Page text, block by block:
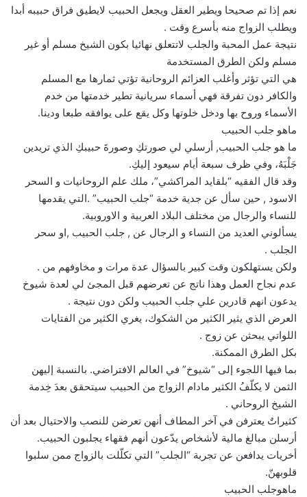
نعم إذا تم صحيحا ويطير العقل ويجعل الحبيب لايطيق فراق حبيبه أبدا
ويطلب الزواج منه بأسرع وقت .
نتيجة عمل المحبة والجلب لاتتعلق نهائيا بكون الشيخ مسلم أو غير
مسلم ولكن الطرق المستخدمة
هي التي تؤثر وأغلب العزائم الروحانية تؤتي ثمارها مع المسلم
والكافر دون تفرقة فهي أسماء سريانية تطير خدمتها من خدم
الأسماء وروح بها ودخل خلوتها وكل يقع على يوافقه طبعا ودينا.
ماهو جلب الحبيب
ما هو جلب الحبيب, أرسلي لي صورتكِ وصورةَ حبيبكِ الذي تريدين
جَلْبَهُ، وفي ظرف سبعة أيام سيعود إليكِ.
وقد قال الفقيه “بلقايد المراكشي”، ملك علم الروحانيات و السحر
الاسود , حين سأل عن جدية خدمة “جلب الحبيب” .التي يقدمها
للنساء والرجال من مختلف البلاد العربية و الاوروبية.
يسألوني العديد من النساء و الرجال عن , جلب الحبيب ,او سحر
الجلب .
ولكن يستهلكون وقت كبير بالسؤال عدة مرات و مخاوفهم من .
عدم نجاح العمل وهذا ناتج عن تعرضهم قبل المجئ لي لعدة شيوخ
يدعون انهم قادرين علي جلب الحبيب ولكن دون نتيجة .
العرض الذي يثير الكثير من الشكوك، يغري الكثير من الفتايات
اللواتي يبحثن عن زوج .
بكل الطرق الممكنة.
بما فيها اللجوء إلى “شيوخ” في العالم الافتراضي. بالنسبة إليهن
الثمن لا يكلّفُ الكثير مادام الزواج من الحبيب سيتحقق بعدَ خِدمة
الشيخ الروحاني .
كثيراتٌ يعترفن في آخر المطاف أنهن تعرضن للنصب والاحتيال بعد أن
أرسلن مبالغ مالية لأشخاص يدّعون أنهم فقهاء يجلبون الحبيب.
أخريات يدافعن عن تجربة “الجلب” التي تكلّلت بالزواج ممن سلبوا
قلوبهنّ.
ماهوجلب الحبيب